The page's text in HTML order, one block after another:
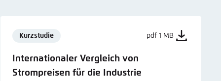
Kurzstudie pdf 1 MB
Internationaler Vergleich von
Strompreisen für die Industrie